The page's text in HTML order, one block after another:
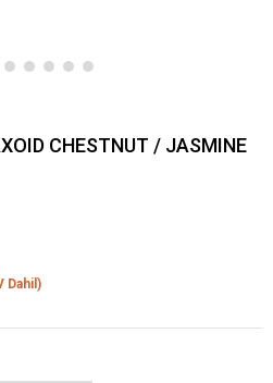
CHESTNUT / JASMINE
Dahil)